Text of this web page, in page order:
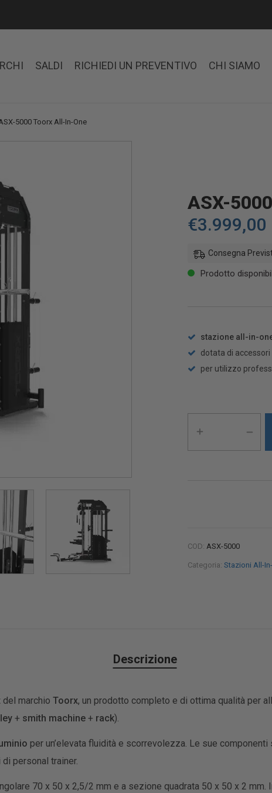
SALDI RICHIEDI UN PREVENTIVO CHI SIAMO
5000 Toorx All-In-One
ASX-
€3.999,00
Consegna
Prodotto
stazione all-in-
dotata di accessori
per utilizzo
COD: ASX-5000
Categoria: Stazioni All-
Descrizione
del marchio Toorx, un prodotto completo e di ottima qualità per
+ smith machine + rack).
per un’elevata fluidità e scorrevolezza. Le sue
personal trainer.
70 x 50 x 2,5/2 mm e a sezione quadrata 50 x 50 x 2